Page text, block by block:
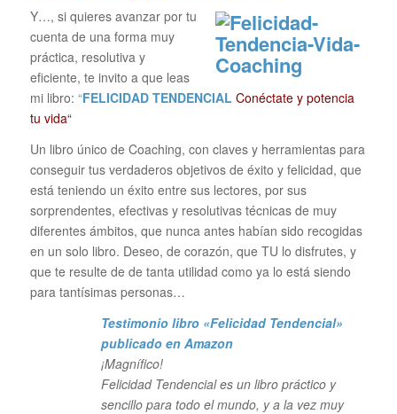
Y…, si quieres avanzar por tu
cuenta de una forma muy
práctica, resolutiva y
eficiente, te invito a que leas
mi libro: “FELICIDAD TENDENCIAL Conéctate y potencia
tu vida“
Un libro único de Coaching, con claves y herramientas para
conseguir tus verdaderos objetivos de éxito y felicidad, que
está teniendo un éxito entre sus lectores, por sus
sorprendentes, efectivas y resolutivas técnicas de muy
diferentes ámbitos, que nunca antes habían sido recogidas
en un solo libro. Deseo, de corazón, que TU lo disfrutes, y
que te resulte de de tanta utilidad como ya lo está siendo
para tantísimas personas…
Testimonio libro «Felicidad Tendencial»
publicado en Amazon
¡Magnífico!
Felicidad Tendencial es un libro práctico y
sencillo para todo el mundo, y a la vez muy